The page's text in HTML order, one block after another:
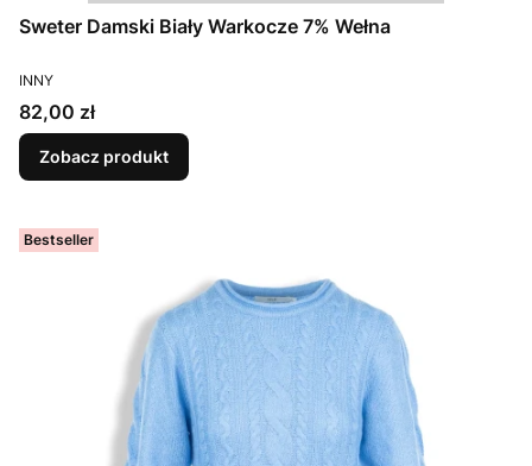
Sweter Damski Biały Warkocze 7% Wełna
PRODUCENT
INNY
Cena
82,00 zł
Zobacz produkt
Bestseller